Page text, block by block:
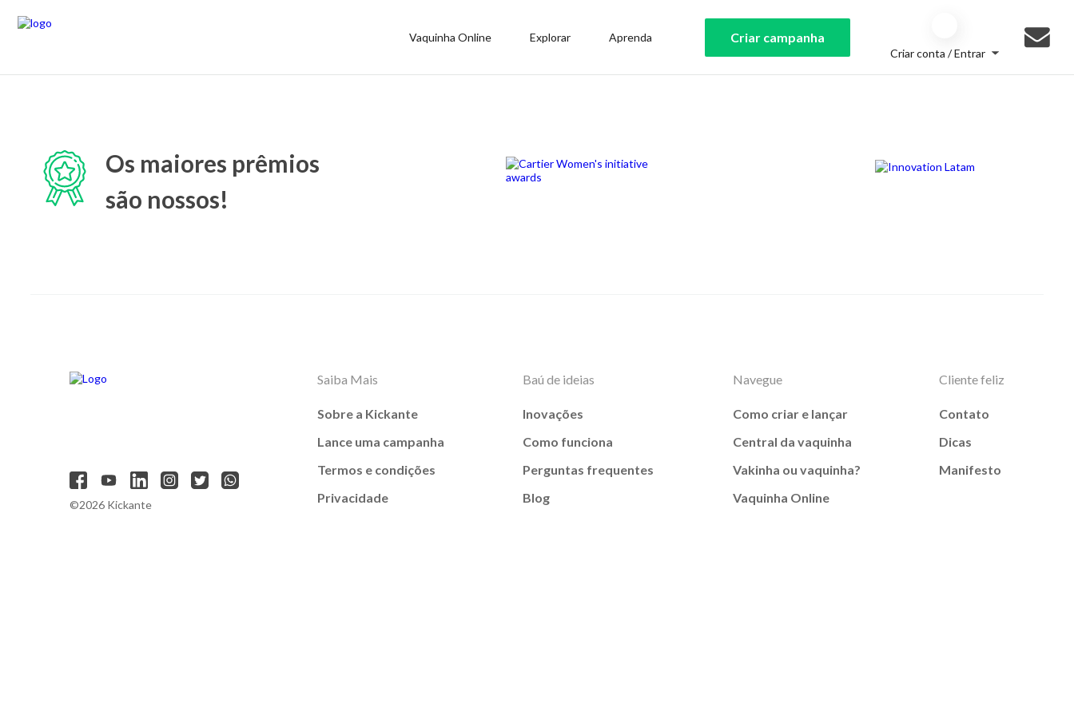
Vaquinha Online Explorar Aprenda Criar campanha
Criar conta / Entrar
Os maiores prêmios
são nossos!
©2026 Kickante
Saiba Mais
Sobre a Kickante
Lance uma campanha
Termos e condições
Privacidade
Baú de ideias
Inovações
Como funciona
Perguntas frequentes
Blog
Navegue
Como criar e lançar
Central da vaquinha
Vakinha ou vaquinha?
Vaquinha Online
Cliente feliz
Contato
Dicas
Manifesto